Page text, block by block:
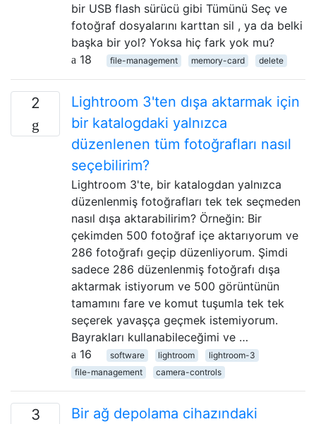
bir USB flash sürücü gibi Tümünü Seç ve
fotoğraf dosyalarını karttan sil , ya da belki
başka bir yol? Yoksa hiç fark yok mu?
18
file-management memory-card delete
2
Lightroom 3'ten dışa aktarmak için
bir katalogdaki yalnızca
düzenlenen tüm fotoğrafları nasıl
seçebilirim?
Lightroom 3'te, bir katalogdan yalnızca
düzenlenmiş fotoğrafları tek tek seçmeden
nasıl dışa aktarabilirim? Örneğin: Bir
çekimden 500 fotoğraf içe aktarıyorum ve
286 fotoğrafı geçip düzenliyorum. Şimdi
sadece 286 düzenlenmiş fotoğrafı dışa
aktarmak istiyorum ve 500 görüntünün
tamamını fare ve komut tuşumla tek tek
seçerek yavaşça geçmek istemiyorum.
Bayrakları kullanabileceğimi ve …
16
software lightroom
lightroom-3
file-management
camera-controls
3
Bir ağ depolama cihazındaki